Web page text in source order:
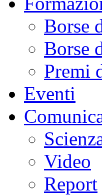
Borse
Borse
Premi
Eventi
Video
Report